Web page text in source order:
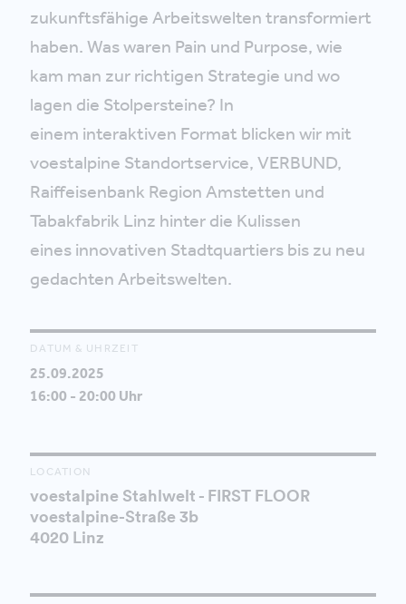
zukunftsfähige Arbeitswelten transformiert
haben. Was waren Pain und Purpose, wie
kam man zur richtigen Strategie und wo
lagen die Stolpersteine? In
einem interaktiven Format blicken wir mit
voestalpine Standortservice, VERBUND,
Raiffeisenbank Region Amstetten und
Tabakfabrik Linz hinter die Kulissen
eines innovativen Stadtquartiers bis zu neu
gedachten Arbeitswelten.
DATUM & UHRZEIT
25.09.2025
16:00 - 20:00 Uhr
LOCATION
voestalpine Stahlwelt - FIRST FLOOR
voestalpine-Straße 3b
4020 Linz